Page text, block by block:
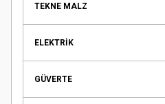
TEKNE MALZ
ELEKTRİK
GÜVERTE